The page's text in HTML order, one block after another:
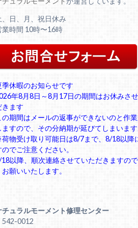
、日、月、祝日休み
業時間 10時〜16時
季休暇のお知らせです
年8月8日～8月17日の期間はお休みさ
きます
の期間はメールの返事ができないのと作
ますので、その分納期が延びてしまいます
物受け取り可能日は8/7まで、8/18以降
のでご注意ください。
以降、順次連絡させていただきますの
お願いいたします。
チュラルモーメント修理センター
542-0012